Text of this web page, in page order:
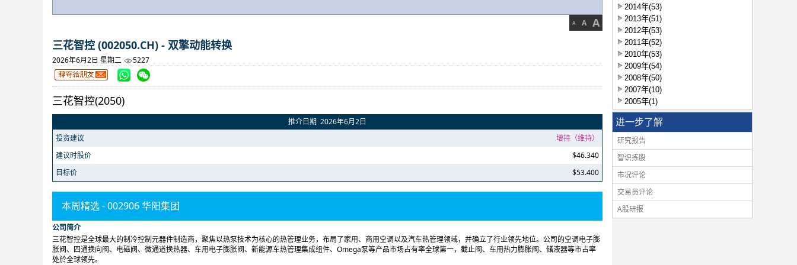
A A A
三花智控 (002050.CH) - 双擎动能转换
2026年6月2日 星期二 5227
三花智控(2050)
推介日期 2026年6月2日
投资建议
增持（维持）
建议时股价
$46.340
目标价
$53.400
本周精选 - 002906 华阳集团
公司简介
三花智控是全球最大的制冷控制元器件制造商，聚焦以热泵技术为核心的热管理业务，布局了家用、商用空调以及汽车热管理领域，并确立了行业领先地位。公司的空调电子膨
胀阀、四通换向阀、电磁阀、微通道换热器、车用电子膨胀阀、新能源车热管理集成组件、Omega泵等产品市场占有率全球第一，截止阀、车用热力膨胀阀、储液器等市占率
处於全球领先。
2014年(53)
2013年(51)
2012年(53)
2011年(52)
2010年(53)
2009年(54)
2008年(50)
2007年(10)
2005年(1)
进一步了解
研究报告
智识拣股
市况评论
交易员评论
A股研报